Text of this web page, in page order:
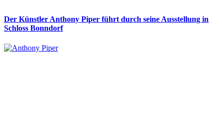
Der Künstler Anthony Piper führt durch seine Ausstellung in
Schloss Bonndorf